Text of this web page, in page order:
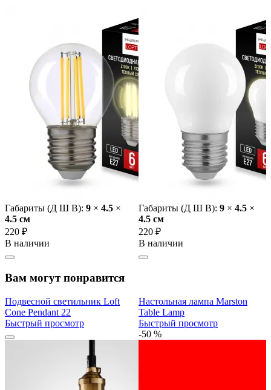
Габариты (Д Ш В): 9 × 4.5 ×
4.5 cм
220 ₽
В наличии
Габариты (Д Ш В): 9 × 4.5 ×
4.5 cм
220 ₽
В наличии
Вам могут понравится
Подвесной светильник Loft
Cone Pendant 22
Быстрый просмотр
Настольная лампа Marston
Table Lamp
Быстрый просмотр
-50 %